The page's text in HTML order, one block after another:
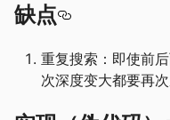
缺点
重复搜索：即使前
次深度变大都要再次